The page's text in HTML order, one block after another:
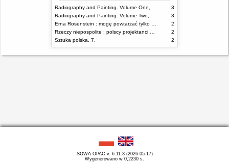
Radiography and Painting. Volume One,
3
Radiography and Painting. Volume Two,
3
2
2
Sztuka polska. 7,
2
SOWA OPAC v. 6.11.3 (2026-05-17)
Wygenerowano w 0,2230 s.